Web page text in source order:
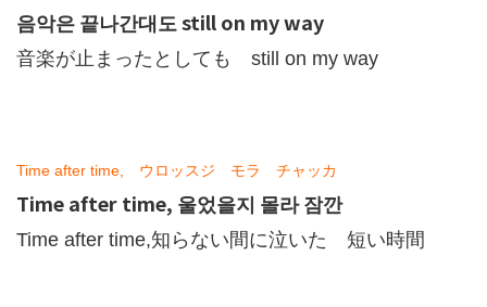
음악은 끝나간대도 still on my way
音楽が止まったとしても still on my way
Time after time, ウロッスジ モラ チャッカ
Time after time, 울었을지 몰라 잠깐
Time after time,知らない間に泣いた 短い時間